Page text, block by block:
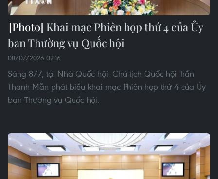
Khai mạc Phiên họp thứ 4 của Ủy
ban Thường vụ Quốc hội
08/07/2026 02:16
Sáng 8/7, tại Nhà Quốc hội, Chủ tịch Quốc hội Trần
Thanh Mẫn phát biểu khai mạc Phiên họp thứ 4 của Ủy
ban Thường vụ Quốc hội.